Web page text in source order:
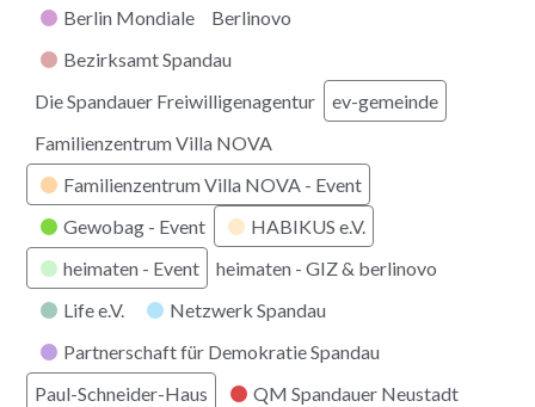
Berlin Mondiale
Berlinovo
Bezirksamt Spandau
Die Spandauer Freiwilligenagentur
ev-gemeinde
Familienzentrum Villa NOVA
Familienzentrum Villa NOVA - Event
Gewobag - Event
HABIKUS e.V.
heimaten - Event
heimaten - GIZ & berlinovo
Life e.V.
Netzwerk Spandau
Partnerschaft für Demokratie Spandau
Paul-Schneider-Haus
QM Spandauer Neustadt